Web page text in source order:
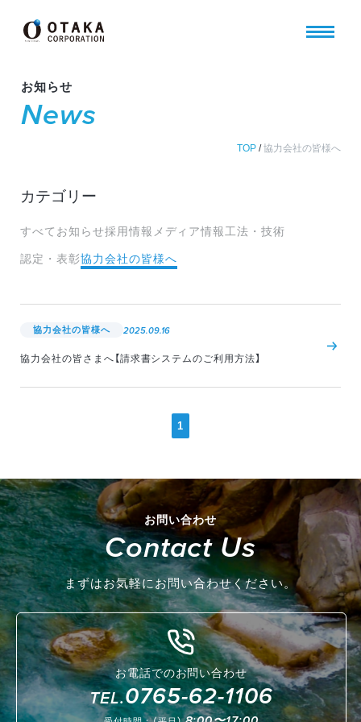
お知らせ
News
TOP /協力会社の皆様へ
カテゴリー
すべて お知らせ採用情報 メディア情報工法・技術
認定・表彰協力会社の皆様へ
協力会社の皆様へ 2025.09.16
協力会社の皆さまへ【請求書システムのご利用方法】
1
お問い合わせ
Contact Us
まずはお気軽にお問い合わせください。
お電話でのお問い合わせ
TEL.0765-62-1106